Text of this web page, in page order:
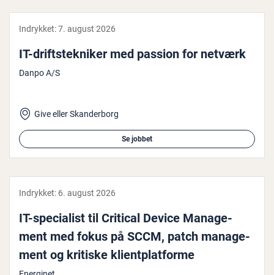
Indrykket:7. august 2026
IT-drift­s­tek­ni­ker med passion for netværk
Danpo A/S
Give eller Skanderborg
Se jobbet
Indrykket: 6. august 2026
IT-spe­ci­a­list til Critical Device Ma­na­ge­
ment med fokus på SCCM, patch ma­na­ge­
ment og kritiske kli­ent­p­lat­for­me